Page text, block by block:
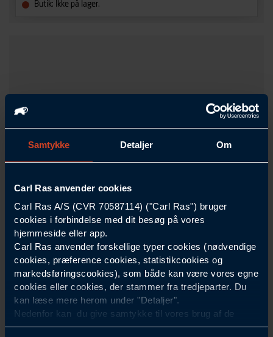
Samtykke Detaljer Om
Carl Ras anvender cookies
Carl Ras A/S (CVR 70587114) ("Carl Ras") bruger
cookies i forbindelse med dit besøg på vores
hjemmeside eller app.
Carl Ras anvender forskellige typer cookies (nødvendige
cookies, præference cookies, statistikcookies og
markedsføringscookies), som både kan være vores egne
cookies eller cookies, der stammer fra tredjeparter. Du
kan læse mere herom under "Detaljer".
Nedenfor kan du give samtykke til vores brug af de
cookies, som ikke er nødvendige for at hjemmesiden
Butik: Ikke på lager.
Flisesnor polyester hv.m rød 4,0 mm x 50 m
Diameter mm
Ca. brudstyrke kg 160
360
ekskl. moms, fra
200,00 DKK/Styk
VIS VARIANTER